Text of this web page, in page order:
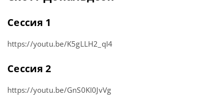
Сессия 1
https://youtu.be/K5gLLH2_qI4
Сессия 2
https://youtu.be/GnS0KI0JvVg